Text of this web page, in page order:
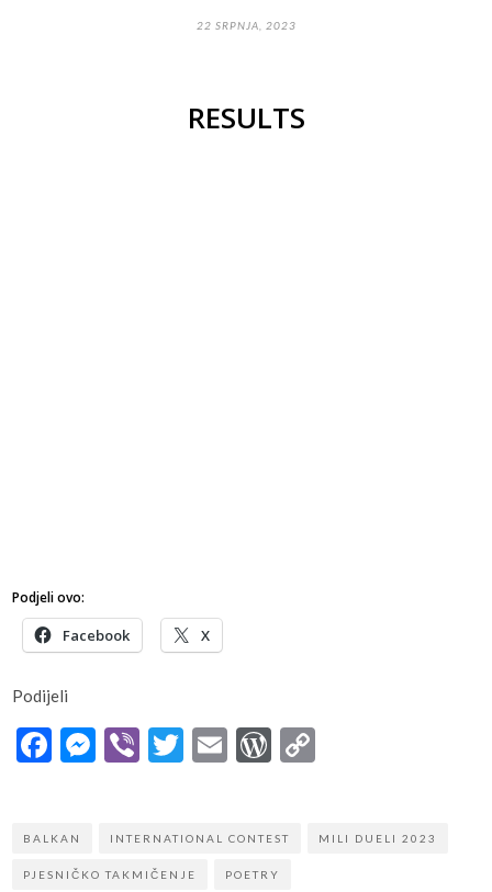
22 SRPNJA, 2023
RESULTS
Podjeli ovo:
Facebook X
Podijeli
Facebook
Messenger
ViberTwitter
EmailWordPress
BALKAN INTERNATIONAL CONTEST MILI DUELI 2023
PJESNIČKO TAKMIČENJE POETRY